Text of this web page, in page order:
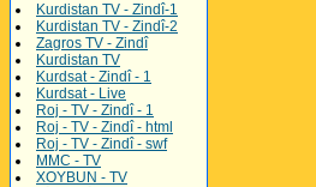
Kurdistan TV - Zindî-1
Kurdistan TV - Zindî-2
Zagros TV - Zindî
Kurdistan TV
Kurdsat - Zindî - 1
Kurdsat - Live
Roj - TV - Zindî - 1
Roj - TV - Zindî - html
Roj - TV - Zindî - swf
MMC - TV
XOYBUN - TV